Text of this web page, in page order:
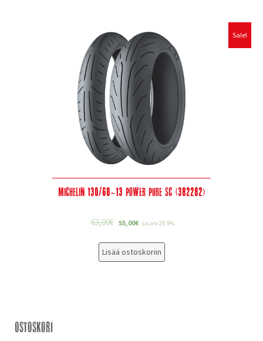
Sale!
Michelin 130/60-13 Power Pure SC (382282)
63,00€ 55,00€ sis alv 25.5%
Lisää ostoskoriin
Ostoskori